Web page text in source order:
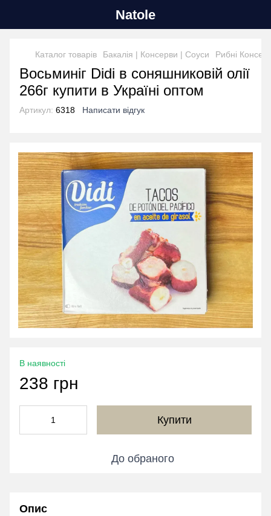
Natole
Каталог товарів Бакалія | Консерви | Соуси Рибні
Восьминіг Didi в соняшниковій олії
266г купити в Україні оптом
Артикул: 6318 Написати відгук
В наявності
238 грн
Купити
До обраного
Опис